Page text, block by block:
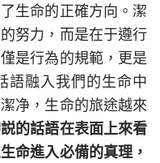
生命的正確方向。潔
努力，而是在于遵行
是行為的規範，更是
語融入我們的生命中
净，生命的旅途越來
的話語在表面上來看
命進入必備的真理，